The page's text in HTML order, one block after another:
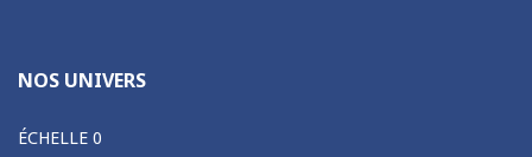
NOS UNIVERS
ÉCHELLE 0